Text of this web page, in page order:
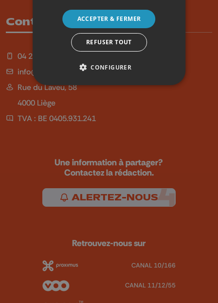
Contact
04 254 99 99
info@qu4tre.be
Rue du Laveu, 58
4000 Liège
TVA : BE 0405.931.241
Une information à partager?
Contactez la rédaction.
ALERTEZ-NOUS
Retrouvez-nous sur
CANAL 10/166
CANAL 11/12/55
ACCEPTER & FERMER
REFUSER TOUT
CONFIGURER